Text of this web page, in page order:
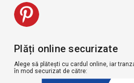
Plăți online securizate
Alege să plătești cu cardul online, iar
în mod securizat de către: